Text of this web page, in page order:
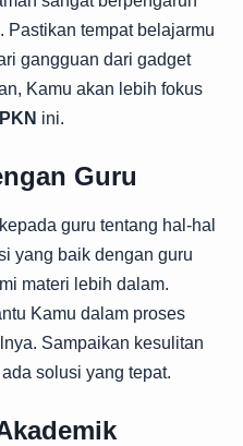
Pastikan tempat belajarmu
gangguan dari gadget
Kamu akan lebih fokus
ini.
Guru
guru tentang hal-hal
yang baik dengan guru
materi lebih dalam.
Kamu dalam proses
Sampaikan kesulitan
solusi yang tepat.